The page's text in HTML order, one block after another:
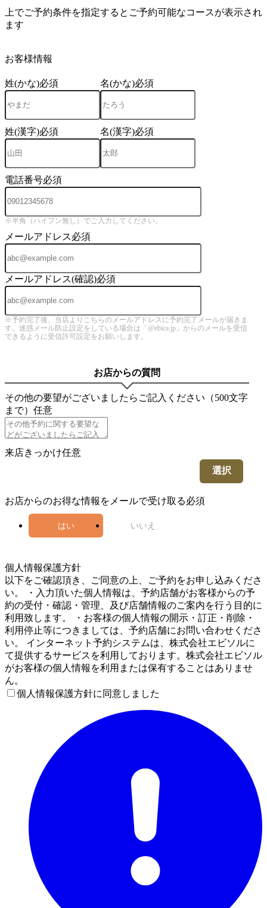
上でご予約条件を指定するとご予約可能なコースが表示され
ます
お客様情報
姓(かな)必須 名(かな)必須
姓(漢字)必須 名(漢字)必須
電話番号必須
※半角（ハイフン無し）でご入力してください。
メールアドレス必須
メールアドレス(確認)必須
※予約完了後、当店よりこちらのメールアドレスに予約完了メールが届きま
す。迷惑メール防止設定をしている場合は「@ebica.jp」からのメールを受信
できるように受信許可設定をお願いします。
お店からの質問
その他の要望がございましたらご記入ください（500文字
まで） 任意
来店きっかけ任意
選択
お店からのお得な情報をメールで受け取る必須
はい いいえ
個人情報保護方針
以下をご確認頂き、ご同意の上、ご予約をお申し込みくださ
い。 ・入力頂いた個人情報は、予約店舗がお客様からの予
約の受付・確認・管理、及び店舗情報のご案内を行う目的に
利用致します。 ・お客様の個人情報の開示・訂正・削除・
利用停止等につきましては、予約店舗にお問い合わせくださ
い。 インターネット予約システムは、株式会社エビソルに
て提供するサービスを利用しております。株式会社エビソル
がお客様の個人情報を利用または保有することはありませ
ん。
個人情報保護方針に同意しました